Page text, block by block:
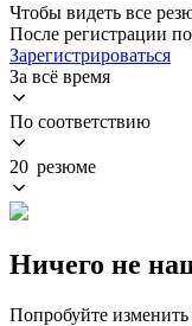
Чтобы видеть все
После регистрации
Зарегистрироваться
За всё время
По соответствию
20 резюме
Ничего не
Попробуйте